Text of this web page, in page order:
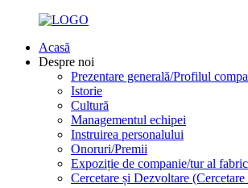
Acasă
Despre noi
Prezentare generală/Profilul
Istorie
Cultură
Managementul echipei
Instruirea personalului
Onoruri/Premii
Expoziție de companie/tur al
Cercetare și Dezvoltare